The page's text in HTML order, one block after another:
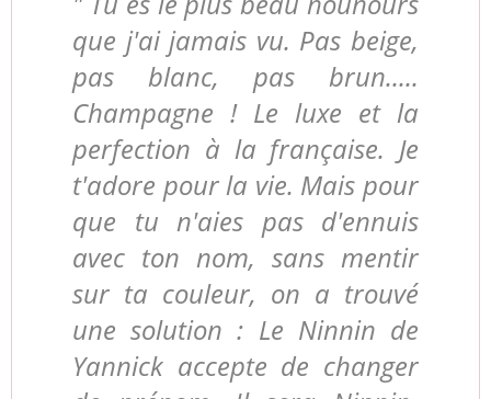
que j'ai jamais vu. Pas beige,
pas blanc, pas brun.....
Champagne ! Le luxe et la
perfection à la française. Je
t'adore pour la vie. Mais pour
que tu n'aies pas d'ennuis
avec ton nom, sans mentir
sur ta couleur, on a trouvé
une solution : Le Ninnin de
Yannick accepte de changer